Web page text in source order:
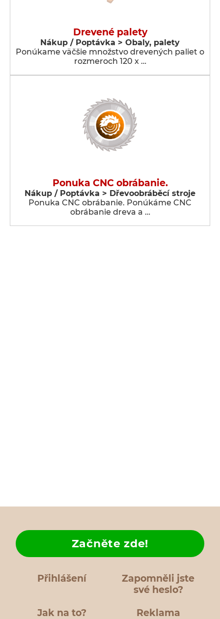
Drevené palety
Nákup / Poptávka > Obaly, palety
Ponúkame väčšie množstvo drevených paliet o
rozmeroch 120 x …
Ponuka CNC obrábanie.
Nákup / Poptávka > Dřevoobráběcí stroje
Ponuka CNC obrábanie. Ponúkáme CNC
obrábanie dreva a …
Přihlášení
Zapomněli jste
své heslo?
Jak na to?
Začněte zde!
Reklama